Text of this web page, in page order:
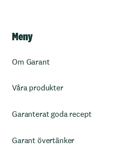
Meny
Om Garant
Våra produkter
Garanterat goda recept
Garant övertänker